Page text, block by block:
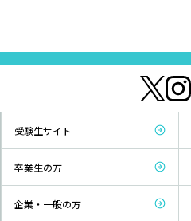
受験生サイト
卒業生の方
企業・一般の方